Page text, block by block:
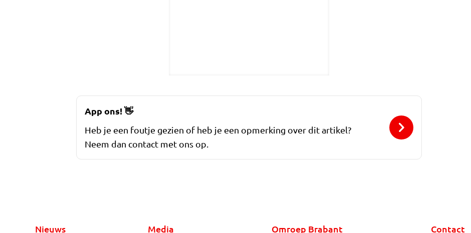
App ons!👋
Heb je een foutje gezien of heb je een opmerking over dit artikel?
Neem dan contact met ons op.
Nieuws Media Omroep Brabant Contact